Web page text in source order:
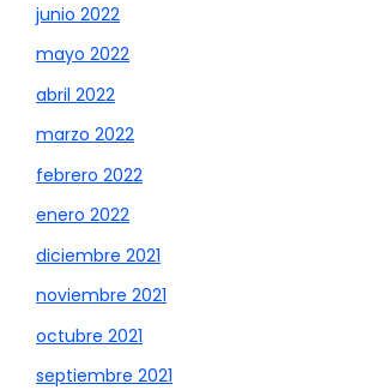
junio 2022
mayo 2022
abril 2022
marzo 2022
febrero 2022
enero 2022
diciembre 2021
noviembre 2021
octubre 2021
septiembre 2021